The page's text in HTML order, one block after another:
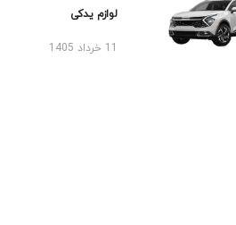
لوازم یدکی